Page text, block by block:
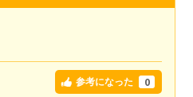
参考になった 0